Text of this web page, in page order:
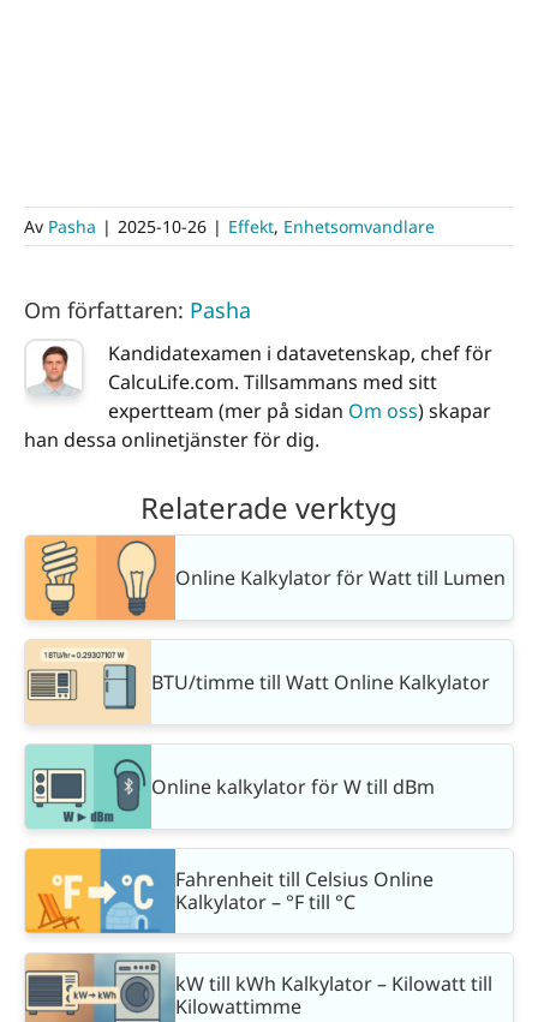
Av Pasha | 2025-10-26 | Effekt, Enhetsomvandlare
Om författaren: Pasha
Kandidatexamen i datavetenskap, chef för
CalcuLife.com. Tillsammans med sitt
expertteam (mer på sidan Om oss) skapar
han dessa onlinetjänster för dig.
Relaterade verktyg
Online Kalkylator för Watt till Lumen
BTU/timme till Watt Online Kalkylator
Online kalkylator för W till dBm
Fahrenheit till Celsius Online
Kalkylator – °F till °C
kW till kWh Kalkylator – Kilowatt till
Kilowattimme